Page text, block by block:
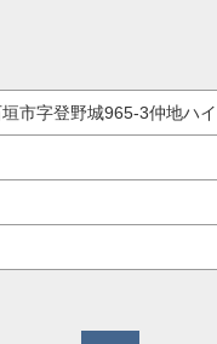
市字登野城965-3仲地ハ